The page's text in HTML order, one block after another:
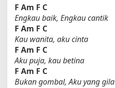
F Am F C
Engkau baik, Engkau cantik
F Am F C
Kau wanita, aku cinta
F Am F C
Aku puja, kau betina
F Am F C
Bukan gombal, Aku yang gila